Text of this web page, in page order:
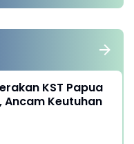
KST Papua
Ancam Keutuhan